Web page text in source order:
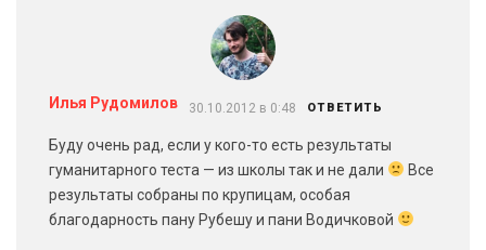
Илья Рудомилов 30.10.2012 в 0:48 ОТВЕТИТЬ
Буду очень рад, если у кого-то есть результаты
гуманитарного теста — из школы так и не дали
Все
результаты собраны по крупицам, особая
благодарность пану Рубешу и пани Водичковой